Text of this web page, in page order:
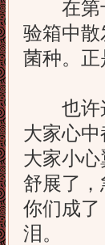
在第十
验箱中
菌种。
也许这
大家心
大家小
舒展了，
你们成了
泪。